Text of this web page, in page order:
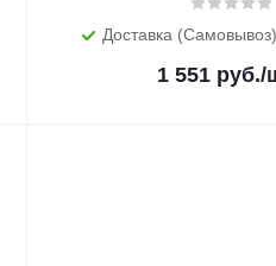
Доставка
1 551руб./